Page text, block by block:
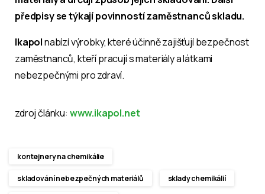
předpisy se týkají povinností zaměstnanců skladu.
Ikapolnabízí výrobky, které účinně zajišťují bezpečnost
zaměstnanců, kteří pracují s materiály a látkami
nebezpečnými pro zdraví.
zdroj článku: www.ikapol.net
kontejnery na chemikálie
skladování nebezpečných materiálů sklady chemikálií